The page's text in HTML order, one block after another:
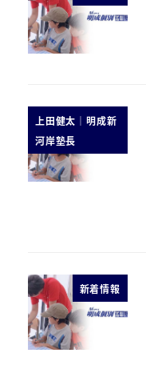
上田健太｜明成新
河岸塾長
新着情報